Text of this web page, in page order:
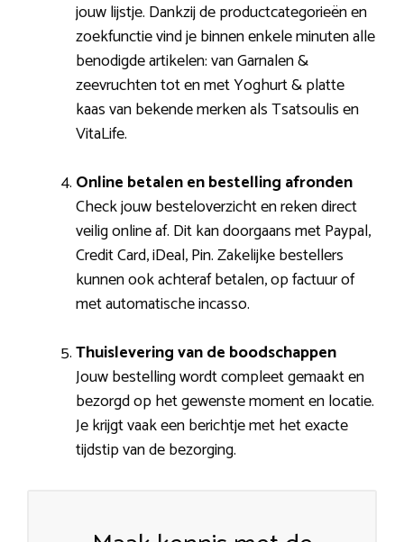
jouw lijstje. Dankzij de productcategorieën en
zoekfunctie vind je binnen enkele minuten alle
benodigde artikelen: van Garnalen &
zeevruchten tot en met Yoghurt & platte
kaas van bekende merken als Tsatsoulis en
VitaLife.
Online betalen en bestelling afronden
Check jouw besteloverzicht en reken direct
veilig online af. Dit kan doorgaans met Paypal,
Credit Card, iDeal, Pin. Zakelijke bestellers
kunnen ook achteraf betalen, op factuur of
met automatische incasso.
Thuislevering van de boodschappen
Jouw bestelling wordt compleet gemaakt en
bezorgd op het gewenste moment en locatie.
Je krijgt vaak een berichtje met het exacte
tijdstip van de bezorging.